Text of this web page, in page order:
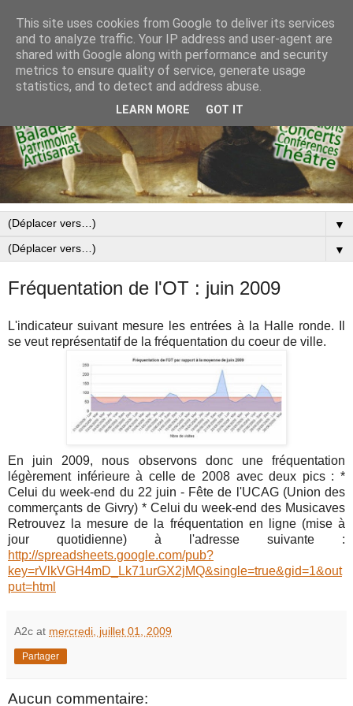
▼
▼
Fréquentation de l'OT : juin 2009
L'indicateur suivant mesure les entrées à la Halle ronde. Il
se veut représentatif de la fréquentation du coeur de ville.
En juin 2009, nous observons donc une fréquentation
légèrement inférieure à celle de 2008 avec deux pics : *
Celui du week-end du 22 juin - Fête de l'UCAG (Union des
commerçants de Givry) * Celui du week-end des Musicaves
Retrouvez la mesure de la fréquentation en ligne (mise à
jour quotidienne) à l'adresse suivante :
http://spreadsheets.google.com/pub?
key=rVlkVGH4mD_Lk71urGX2jMQ&single=true&gid=1&out
put=html
A2c at mercredi, juillet 01, 2009
Partager
Aucun commentaire:
This site uses cookies from Google to deliver its services
and to analyze traffic. Your IP address and user-agent are
shared with Google along with performance and security
metrics to ensure quality of service, generate usage
statistics, and to detect and address abuse.
LEARN MORE GOT IT